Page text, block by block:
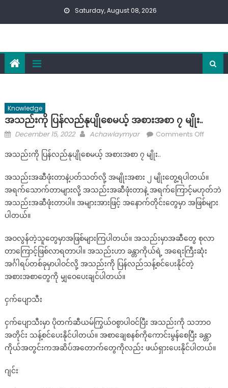
Saturday, August 08, 2026
Knowledge
အသည်းကို ပြန်လည်နုပျိုစေမယ့် အစားအစာ ၇ မျိုး..
Posted
December 15, 2022 Author
Achawlaymyar Comments Offon
နုပျို
စေ
မယ့်
မျိုး..
အသည်းကို ပြန်လည်နုပျိုစေမယ့် အစားအစာ ၇ မျိုး..
အသည်းအဆီဖုံးတာနဲ့ပတ်သတ်လို့ အမျိုးအစား ၂ မျိုးတွေ့ရပါတယ်။
အရက်သောက်တာများလို့ အသည်းအဆီဖုံးတာနဲ့ အရက်ကြောင့်မဟုတ်ဘဲ
အသည်းအဆီဖုံးတာပါ။ အများအားဖြင့် အနောက်တိုင်းတွေမှာ အဖြစ်များ
ပါတယ်။
အဝလွန်တဲ့သူတွေမှာအဖြစ်များကြပါတယ်။ အသည်းမှာအဆီတွေ စုလာ
တာကြောင့်ဖြစ်လာရတာပါ။ အသည်းဟာ ခန္တာကိုယ်ရဲ့ အရေးကြီးဆုံး
အင်္ဂါရပ်တစ်ခုမှာပါဝင်လို့ အသည်းကို ပြန်လည်သန့်စင်ပေးနိုင်တဲ့
အစားအစာတွေကို မျှဝေပေးချင်ပါတယ်။
ငှက်ပျောသီး
ငှက်ပျောသီးမှာ ပိုတက်ဆီယမ်ကြွယ်ဝစွာပါဝင်ပြီး အသည်းကို သဘာဝ
အတိုင်း သန့်စင်ပေးနိုင်ပါတယ်။ အစာချေစနစ်ကိုကောင်းမွန်စေပြီး ခန္တာ
ကိုယ်အတွင်းကအဆိပ်အတောက်တွေကိုလည်း ဖယ်ရှားပေးနိုင်ပါတယ်။
ဂျင်း